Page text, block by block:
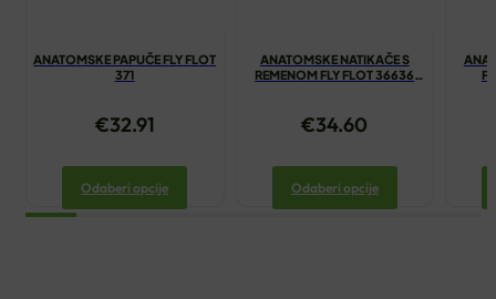
ANATOMSKE PAPUČE FLY FLOT
371
€32.91
Odaberi opcije
ANATOMSKE NATIKAČE S
REMENOM FLY FLOT 36636
€34.60
Odaberi opcije